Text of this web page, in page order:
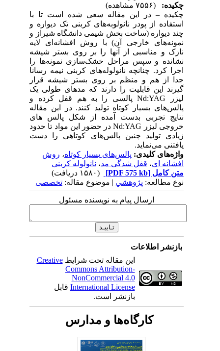
چکیده:
چکیده – در این مقاله سعی شده است تا با
استفاده از پودر نانولوبه‌های کربنی تک دیواره و
چند دیواره (ساخت بخش شیمی دانشگاه شیراز و
نمونه‌های خارجی آن) با روش افشانه‌ای لایه
نازک و مناسبی از آنها را بر روی بستر شیشه
نشانده و سپس مراحل خشک‌سازی نمونه‌ها را
اجرا کرد. چنانچه نانولوله‌های کربنی نیمه رسانا
جدا از هم و منظم بر روی بستر شیشه قرار
گیرند این قابلیت را دارند که مدهای طولی یک
لیزر Nd:YAG پالسی را به هم قفل کرده و
پالس‌های بسیار کوتاه تولید کنند. در این مقاله
نتایج تجربی بدست آمده از شکل پالس های
خروجی لیزر Nd:YAG در حضور این مواد تا حدود
زیادی تولید چنین پالس‌های کوتاهی را دست
یافتنی می‌نماید.
واژه‌های کلیدی:پالس‌های بسیار کوتاه،روش
افشانه ای،قفل شدگی مد،نانولوله کربنی
متن کامل[PDF 575 kb]
نوع مطالعه:پژوهشي| موضوع مقاله:تخصصی
ارسال پیام به نویسنده مسئول
بازنشر اطلاعات
این مقاله تحت شرایطCreative
Commons Attribution-
NonCommercial 4.0
International Licenseقابل
بازنشر است.
کارگاه‌ها و مدارس